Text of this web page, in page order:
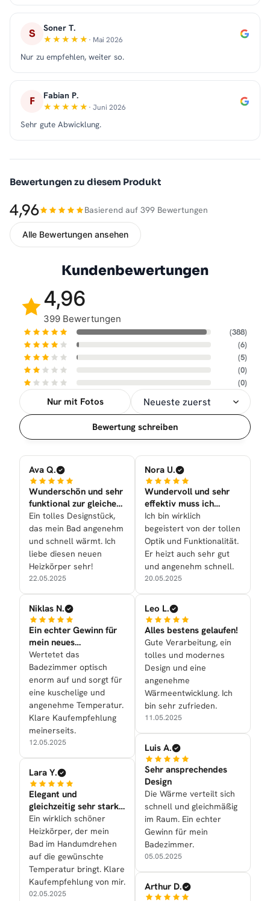
S Soner T.
· Mai 2026
Nur zu empfehlen, weiter so.
F Fabian P.
· Juni 2026
Sehr gute Abwicklung.
Bewertungen zu diesem Produkt
4,96 Basierend auf 399 Bewertungen
Alle Bewertungen ansehen
Kundenbewertungen
4,96
399 Bewertungen
(388)
(6)
(5)
(0)
(0)
Nur mit Fotos
Sortierung
Bewertung schreiben
Ava Q.
Wunderschön und sehr
funktional zur gleichen
Zeit nun bei uns
Ein tolles Designstück,
das mein Bad angenehm
und schnell wärmt. Ich
liebe diesen neuen
Heizkörper sehr!
22.05.2025
Niklas N.
Ein echter Gewinn für
mein neues
Badezimmer
Wertetet das
Badezimmer optisch
enorm auf und sorgt für
eine kuschelige und
angenehme Temperatur.
Klare Kaufempfehlung
meinerseits.
12.05.2025
Lara Y.
Elegant und
gleichzeitig sehr stark
in der Leistung
Ein wirklich schöner
Heizkörper, der mein
Bad im Handumdrehen
auf die gewünschte
Temperatur bringt. Klare
Kaufempfehlung von mir.
02.05.2025
Nora U.
Wundervoll und sehr
effektiv muss ich
sagen!
Ich bin wirklich
begeistert von der tollen
Optik und Funktionalität.
Er heizt auch sehr gut
und angenehm schnell.
20.05.2025
Leo L.
Alles bestens gelaufen!
Gute Verarbeitung, ein
tolles und modernes
Design und eine
angenehme
Wärmeentwicklung. Ich
bin sehr zufrieden.
11.05.2025
Luis A.
Sehr ansprechendes
Design
Die Wärme verteilt sich
schnell und gleichmäßig
im Raum. Ein echter
Gewinn für mein
Badezimmer.
05.05.2025
Arthur D.